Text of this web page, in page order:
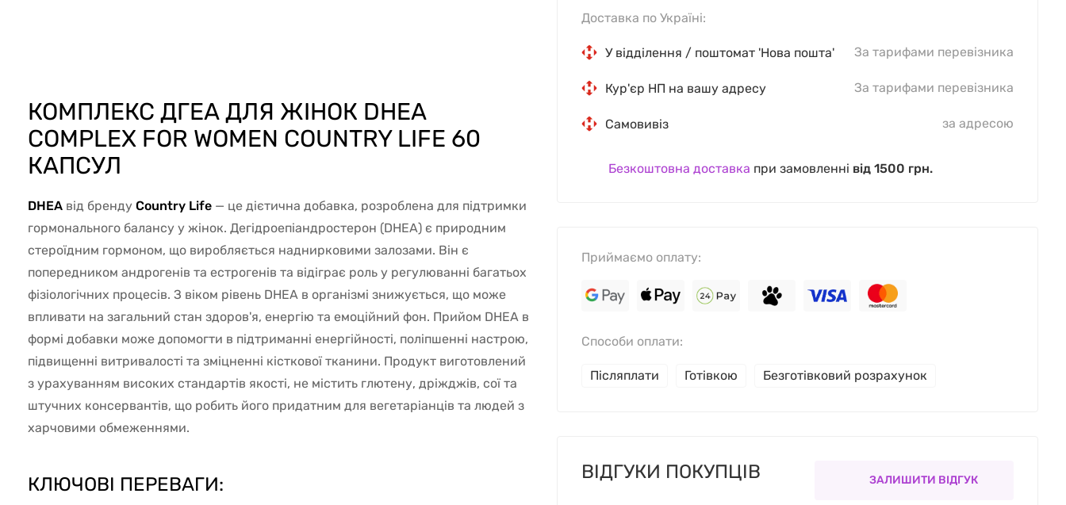
КОМПЛЕКС ДГЕА ДЛЯ ЖІНОК DHEA
COMPLEX FOR WOMEN COUNTRY LIFE 60
КАПСУЛ
DHEA від бренду Country Life — це дієтична добавка, розроблена для підтримки
гормонального балансу у жінок. Дегідроепіандростерон (DHEA) є природним
стероїдним гормоном, що виробляється наднирковими залозами. Він є
попередником андрогенів та естрогенів та відіграє роль у регулюванні багатьох
фізіологічних процесів. З віком рівень DHEA в організмі знижується, що може
впливати на загальний стан здоров'я, енергію та емоційний фон. Прийом DHEA в
формі добавки може допомогти в підтриманні енергійності, поліпшенні настрою,
підвищенні витривалості та зміцненні кісткової тканини. Продукт виготовлений
з урахуванням високих стандартів якості, не містить глютену, дріжджів, сої та
штучних консервантів, що робить його придатним для вегетаріанців та людей з
харчовими обмеженнями.
КЛЮЧОВІ ПЕРЕВАГИ:
Доставка по Україні:
У відділення / поштомат 'Нова пошта' За тарифами перевізника
Кур'єр НП на вашу адресу За тарифами перевізника
Самовивіз за адресою
Безкоштовна доставка при замовленні від 1500 грн.
Приймаємо оплату:
Способи оплати:
Післяплати Готівкою Безготівковий розрахунок
ВІДГУКИ ПОКУПЦІВ ЗАЛИШИТИ ВІДГУК